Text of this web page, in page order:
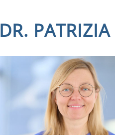
DR. PATRIZIA